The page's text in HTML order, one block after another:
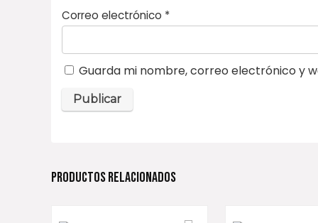
Correo electrónico *
Guarda mi nombre, correo electrónico y
PRODUCTOS RELACIONADOS